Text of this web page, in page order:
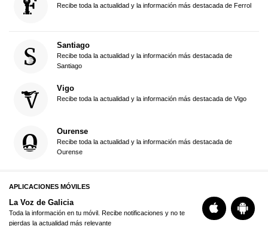
Recibe toda la actualidad y la información más destacada de Ferrol
Santiago
Recibe toda la actualidad y la información más destacada de
Santiago
Vigo
Recibe toda la actualidad y la información más destacada de Vigo
Ourense
Recibe toda la actualidad y la información más destacada de
Ourense
APLICACIONES MÓVILES
La Voz de Galicia
Toda la información en tu móvil. Recibe notificaciones y no te
pierdas la actualidad más relevante